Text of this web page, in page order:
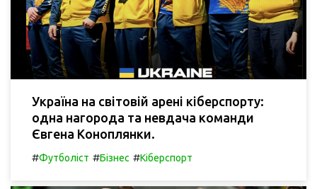
Україна на світовій арені кіберспорту:
одна нагорода та невдача команди
Євгена Коноплянки.
#Футболіст #Бізнес #Кіберспорт